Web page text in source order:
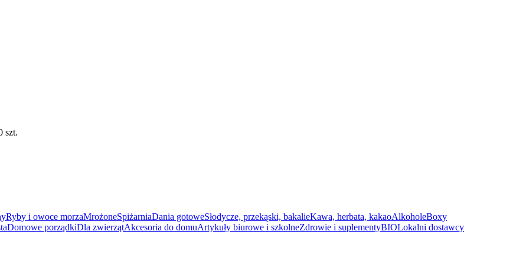
Ryby i owoce morzaMrożoneSpiżarniaDania gotoweSłodycze, przekąski, bakalieKawa, herbata, kakaoAlkoholeBoxy
Domowe porządkiDla zwierzątAkcesoria do domuArtykuły biurowe i szkolneZdrowie i suplementyBIOLokalni dostawcy
szt.